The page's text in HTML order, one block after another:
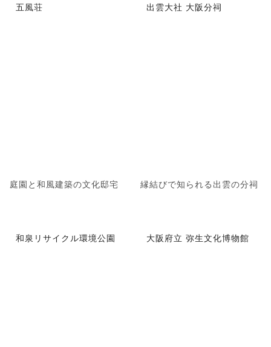
五風荘
庭園と和風建築の文化邸宅
出雲大社 大阪分祠
縁結びで知られる出雲の分祠
和泉リサイクル環境公園 大阪府立 弥生文化博物館